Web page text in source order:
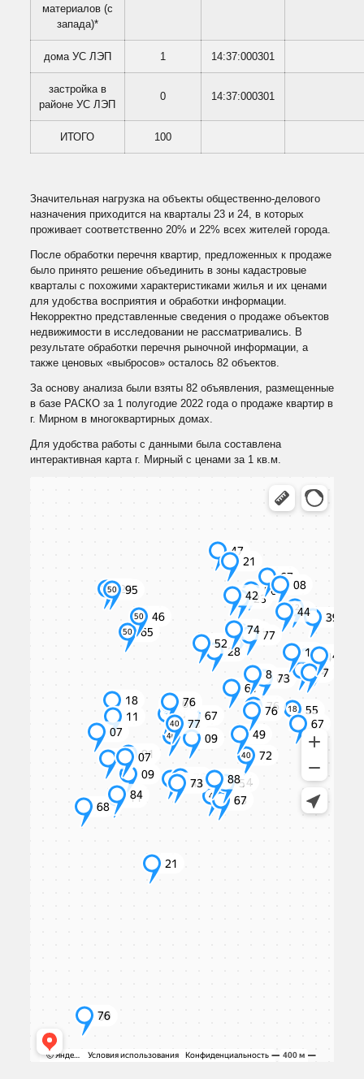
материалов (с
запада)*
дома УС ЛЭП 1 14:37:000301
застройка в
районе УС ЛЭП
0 14:37:000301
ИТОГО 100
Значительная нагрузка на объекты общественно-делового
назначения приходится на кварталы 23 и 24, в которых
проживает соответственно 20% и 22% всех жителей города.
После обработки перечня квартир, предложенных к продаже
было принято решение объединить в зоны кадастровые
кварталы с похожими характеристиками жилья и их ценами
для удобства восприятия и обработки информации.
Некорректно представленные сведения о продаже объектов
недвижимости в исследовании не рассматривались. В
результате обработки перечня рыночной информации, а
также ценовых «выбросов» осталось 82 объектов.
За основу анализа были взяты 82 объявления, размещенные
в базе РАСКО за 1 полугодие 2022 года о продаже квартир в
г. Мирном в многоквартирных домах.
Для удобства работы с данными была составлена
интерактивная карта г. Мирный с ценами за 1 кв.м.